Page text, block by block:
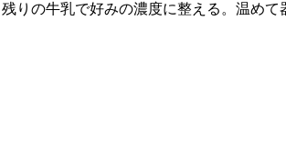
の牛乳で好みの濃度に整える。温め